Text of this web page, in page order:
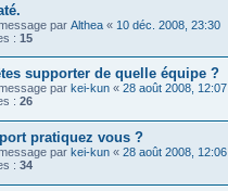
par Althea « 10 déc. 2008, 23:30
: 15
supporter de quelle équipe ?
par kei-kun « 28 août 2008, 12:07
: 26
pratiquez vous ?
par kei-kun « 28 août 2008, 12:06
: 34